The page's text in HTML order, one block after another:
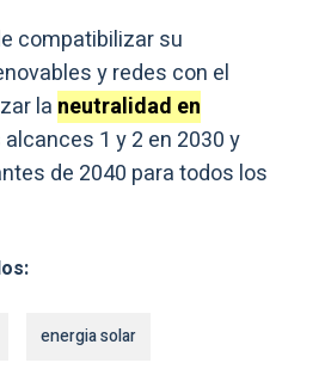
compatibilizar su
y redes con el
la neutralidad en
1 y 2 en 2030 y
de 2040 para todos los
energia solar